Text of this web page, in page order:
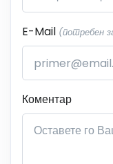
E-Mail (потребен
Коментар